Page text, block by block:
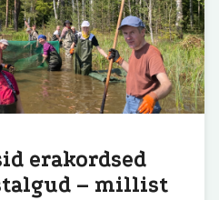
erakordsed
– millist